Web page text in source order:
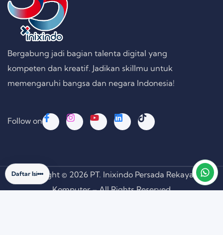
Daftar Isi
Bergabung jadi bagian talenta digital yang
kompeten dan kreatif. Jadikan skillmu untuk
memengaruhi bangsa dan negara Indonesia!
Follow on
Copyright © 2026 PT. Inixindo Persada Rekayasa
Komputer – All Rights Reserved